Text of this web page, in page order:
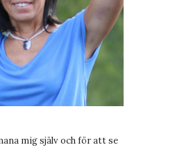
mig själv och för att se